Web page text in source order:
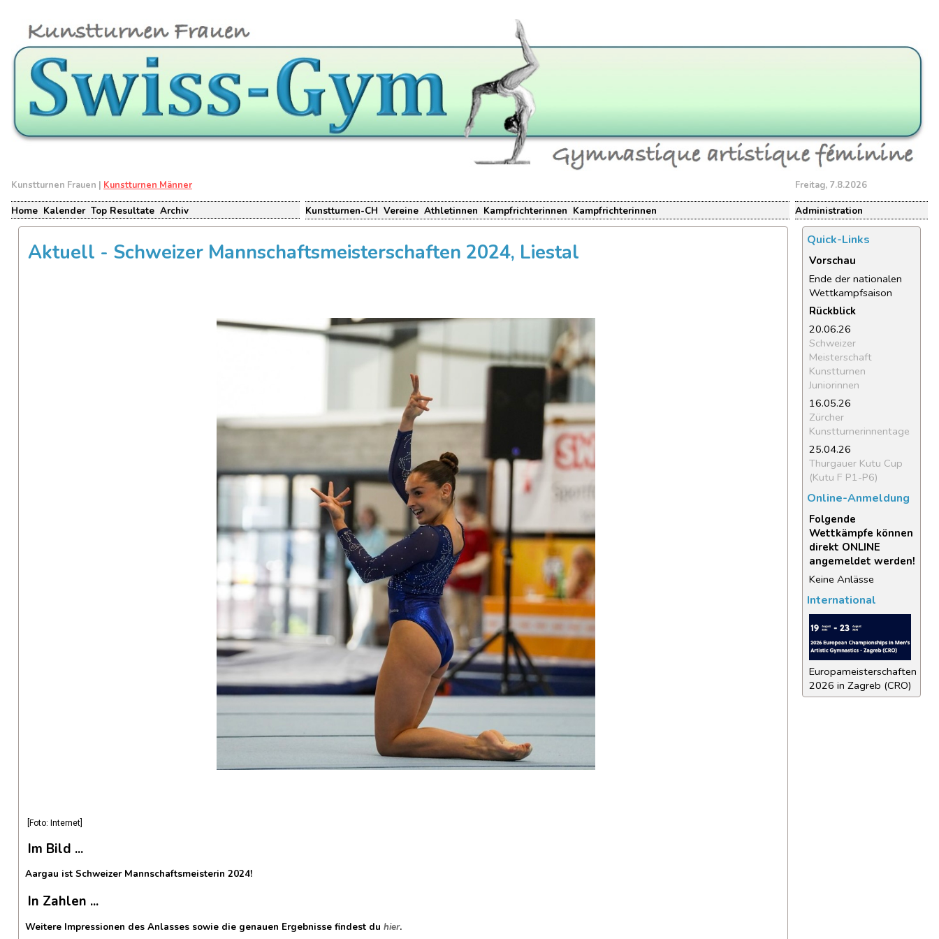
Kunstturnen Frauen | Kunstturnen Männer Freitag, 7.8.2026
Home Kalender Top Resultate Archiv Kunstturnen-CH Vereine Athletinnen Kampfrichterinnen Kampfrichterinnen Administration
Aktuell - Schweizer Mannschaftsmeisterschaften 2024, Liestal
[Foto: Internet]
Im Bild ...
Aargau ist Schweizer Mannschaftsmeisterin 2024!
In Zahlen ...
Weitere Impressionen des Anlasses sowie die genauen Ergebnisse findest duhier.
Quick-Links
Vorschau
Ende der nationalen
Wettkampfsaison
Rückblick
20.06.26
Schweizer
Meisterschaft
Kunstturnen
Juniorinnen
16.05.26
Zürcher
Kunstturnerinnentage
25.04.26
Thurgauer Kutu Cup
(Kutu F P1-P6)
Online-Anmeldung
Folgende
Wettkämpfe können
direkt ONLINE
angemeldet werden!
Keine Anlässe
International
Europameisterschaften
2026 in Zagreb (CRO)